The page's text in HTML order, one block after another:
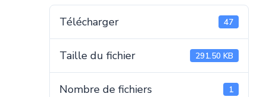
Télécharger 47
Taille du fichier 291.50 KB
Nombre de fichiers 1